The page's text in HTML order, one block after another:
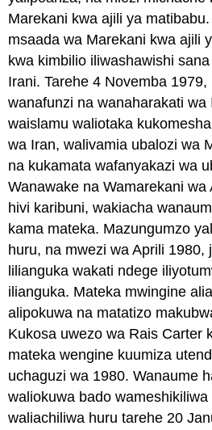
Marekani kwa ajili ya
msaada wa Marekani kwa ajili
kwa kimbilio iliwashawishi
Irani. Tarehe 4 Novemba
wanafunzi na wanaharakati wa
waislamu waliotaka
wa Iran, walivamia ubalozi wa
na kukamata wafanyakazi wa
Wanawake na Wamarekani
hivi karibuni, wakiacha
kama mateka. Mazungumzo
huru, na mwezi wa Aprili 1980,
lilianguka wakati ndege
ilianguka. Mateka mwingine
alipokuwa na matatizo
Kukosa uwezo wa Rais Carter
mateka wengine kuumiza
uchaguzi wa 1980. Wanaume
waliokuwa bado
waliachiliwa huru tarehe 20